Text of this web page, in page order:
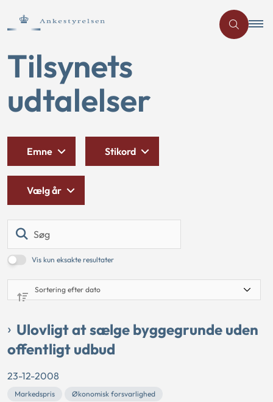
Tilsynets
udtalelser
Vis kun eksakte resultater
Emne Stikord
Vælg år
Ulovligt at sælge byggegrunde uden
offentligt udbud
23-12-2008
Markedspris
Økonomisk forsvarlighed